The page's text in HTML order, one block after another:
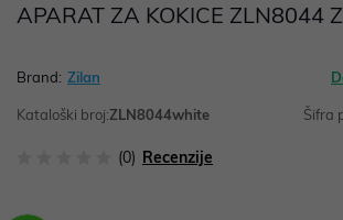
APARAT ZA KOKICE ZLN8044
Brand: Zilan
Kataloški broj:ZLN8044white Šifra
(0) Recenzije